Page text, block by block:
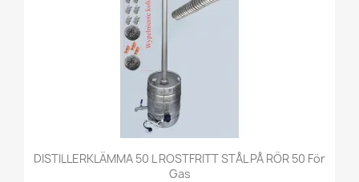
DISTILLERKLÄMMA 50 L ROSTFRITT STÅL PÅ RÖR 50 För
Gas